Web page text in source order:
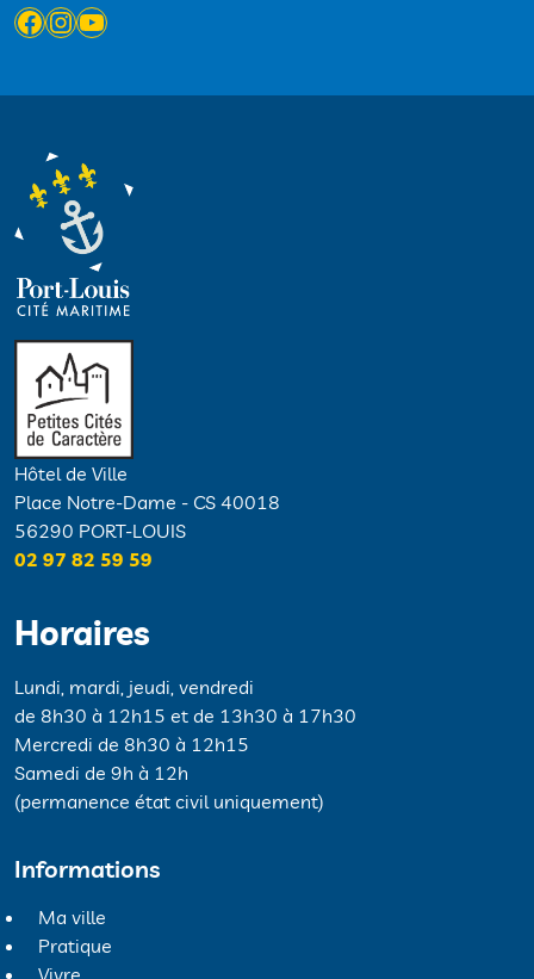
Facebook
Instagram
YouTube
Hôtel de Ville
Place Notre-Dame - CS 40018
56290 PORT-LOUIS
02 97 82 59 59
Horaires
Lundi, mardi, jeudi, vendredi
de 8h30 à 12h15 et de 13h30 à 17h30
Mercredi de 8h30 à 12h15
Samedi de 9h à 12h
(permanence état civil uniquement)
Informations
Ma ville
Pratique
Vivre